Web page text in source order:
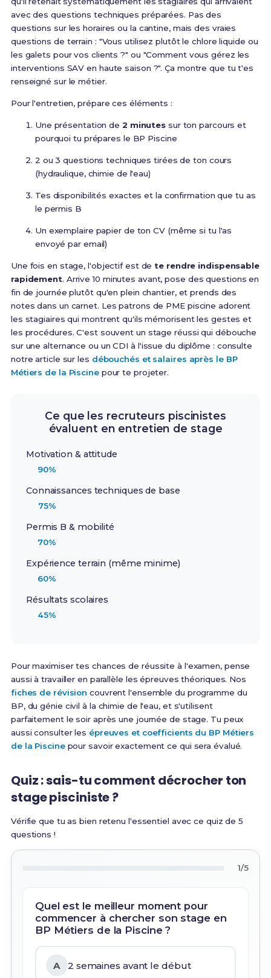
avec des questions techniques préparées. Pas des
questions sur les horaires ou la cantine, mais des vraies
questions de terrain : "Vous utilisez plutôt le chlore liquide ou
les galets pour vos clients ?" ou "Comment vous gérez les
interventions SAV en haute saison ?". Ça montre que tu t'es
renseigné sur le métier.
Pour l'entretien, prépare ces éléments :
Une présentation de 2 minutes sur ton parcours et
pourquoi tu prépares le BP Piscine
2 ou 3 questions techniques tirées de ton cours
(hydraulique, chimie de l'eau)
Tes disponibilités exactes et la confirmation que tu as
le permis B
Un exemplaire papier de ton CV (même si tu l'as
envoyé par email)
Une fois en stage, l'objectif est dete rendre indispensable
rapidement. Arrive 10 minutes avant, pose des questions en
fin de journée plutôt qu'en plein chantier, et prends des
notes dans un carnet. Les patrons de PME piscine adorent
les stagiaires qui montrent qu'ils mémorisent les gestes et
les procédures. C'est souvent un stage réussi qui débouche
sur une alternance ou un CDI à l'issue du diplôme : consulte
notre article sur les débouchés et salaires après le BP
Métiers de la Piscinepour te projeter.
Ce que les recruteurs piscinistes
évaluent en entretien de stage
Motivation & attitude
90%
Connaissances techniques de base
75%
Permis B & mobilité
70%
Expérience terrain (même minime)
60%
Résultats scolaires
45%
Pour maximiser tes chances de réussite à l'examen, pense
aussi à travailler en parallèle les épreuves théoriques. Nos
fiches de révision couvrent l'ensemble du programme du
BP, du génie civil à la chimie de l'eau, et s'utilisent
parfaitement le soir après une journée de stage. Tu peux
aussi consulter les épreuves et coefficients du BP Métiers
de la Piscinepour savoir exactement ce qui sera évalué.
Quiz : sais-tu comment décrocher ton
stage pisciniste ?
Vérifie que tu as bien retenu l'essentiel avec ce quiz de 5
questions !
1/5
Quel est le meilleur moment pour
commencer à chercher son stage en
BP Métiers de la Piscine ?
A 2 semaines avant le début